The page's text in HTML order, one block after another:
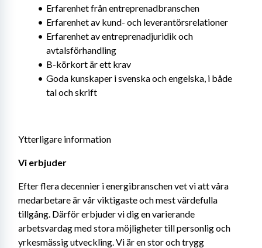
Erfarenhet från entreprenadbranschen
Erfarenhet av kund- och leverantörsrelationer
Erfarenhet av entreprenadjuridik och
avtalsförhandling
B-körkort är ett krav
Goda kunskaper i svenska och engelska, i både
tal och skrift
Ytterligare information
Vi erbjuder
Efter flera decennier i energibranschen vet vi att våra
medarbetare är vår viktigaste och mest värdefulla
tillgång. Därför erbjuder vi dig en varierande
arbetsvardag med stora möjligheter till personlig och
yrkesmässig utveckling. Vi är en stor och trygg